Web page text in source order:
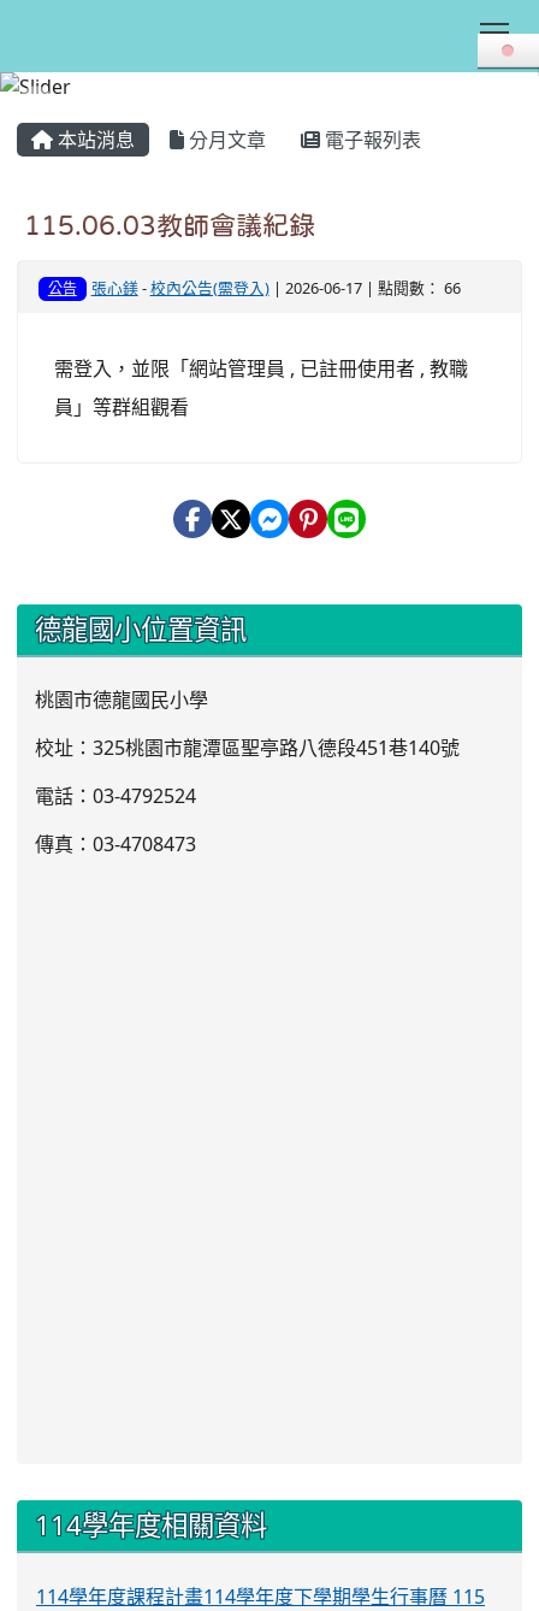
本站消息 分月文章 電子報列表
115.06.03教師會議紀錄
公告 張心鎂-校內公告(需登入)| 2026-06-17 | 點閱數： 66
需登入，並限「網站管理員 , 已註冊使用者 , 教職
員」等群組觀看
::: 德龍國小位置資訊
桃園市德龍國民小學
校址：325桃園市龍潭區聖亭路八德段451巷140號
電話：03-4792524
傳真：03-4708473
::: 114學年度相關資料
114學年度課程計畫114學年度下學期學生行事曆 115